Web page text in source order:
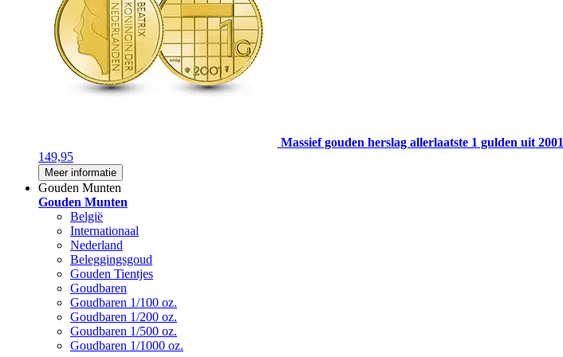
Massief gouden herslag allerlaatste 1 gulden uit 2001
149,95
Meer informatie
Gouden Munten
Gouden Munten
België
Internationaal
Nederland
Beleggingsgoud
Gouden Tientjes
Goudbaren
Goudbaren 1/100 oz.
Goudbaren 1/200 oz.
Goudbaren 1/500 oz.
Goudbaren 1/1000 oz.